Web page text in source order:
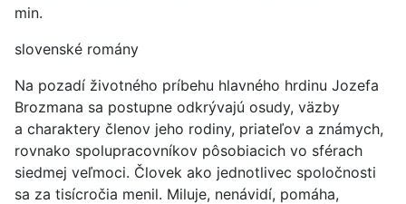
min.
slovenské romány
Na pozadí životného príbehu hlavného hrdinu Jozefa
Brozmana sa postupne odkrývajú osudy, väzby
a charaktery členov jeho rodiny, priateľov a známych,
rovnako spolupracovníkov pôsobiacich vo sférach
siedmej veľmoci. Človek ako jednotlivec spoločnosti
sa za tisícročia menil. Miluje, nenávidí, pomáha,